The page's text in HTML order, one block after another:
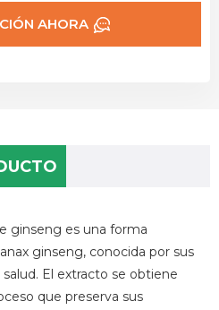
AHORA
ginseng es una forma
ginseng, conocida por sus
El extracto se obtiene
que preserva sus